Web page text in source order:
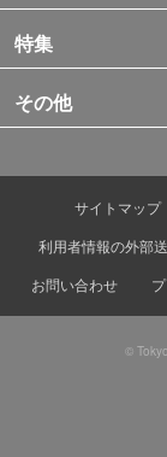
特集
その他
サイトマップ
利用者情報の外部
お問い合わせ
©